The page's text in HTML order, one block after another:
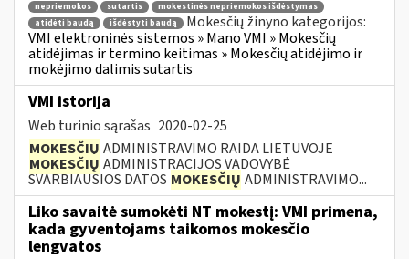
nepriemokos sutartis
mokestinės nepriemokos išdėstymas
atidėti baudą
išdėstyti baudą
Mokesčių žinyno kategorijos:
VMI elektroninės sistemos » Mano VMI » Mokesčių
atidėjimas ir termino keitimas » Mokesčių atidėjimo ir
mokėjimo dalimis sutartis
VMI istorija
Web turinio sąrašas 2020-02-25
MOKESČIŲ ADMINISTRAVIMO RAIDA LIETUVOJE
MOKESČIŲ ADMINISTRACIJOS VADOVYBĖ
SVARBIAUSIOS DATOS MOKESČIŲ ADMINISTRAVIMO...
Liko savaitė sumokėti NT mokestį: VMI primena,
kada gyventojams taikomos mokesčio
lengvatos